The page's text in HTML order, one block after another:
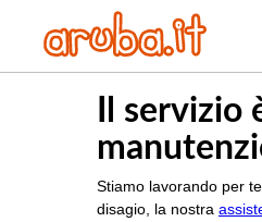
Il servizio
Stiamo lavorando per
disagio, la nostra